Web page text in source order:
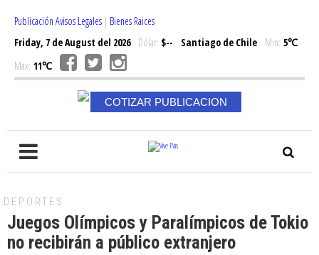
Publicación Avisos Legales | Bienes Raices
Friday, 7 de August del 2026Dólar: $-- Santiago de Chile Min: 5℃
Max: 11℃
COTIZAR PUBLICACION
DEPORTES
Juegos Olímpicos y Paralímpicos de Tokio
no recibirán a público extranjero